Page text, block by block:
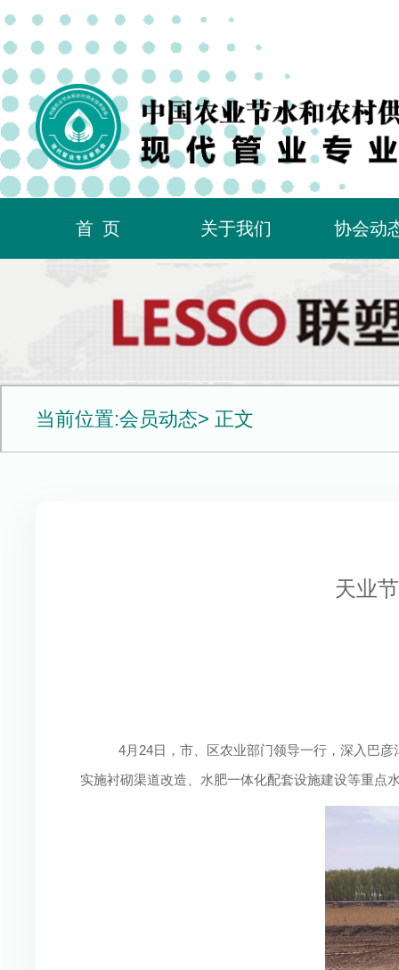
首页 关于我们 协会动
当前位置:会员动态> 正文
天业
4月24日，市、区农业部门领导一行，深入巴
实施衬砌渠道改造、水肥一体化配套设施建设等重点